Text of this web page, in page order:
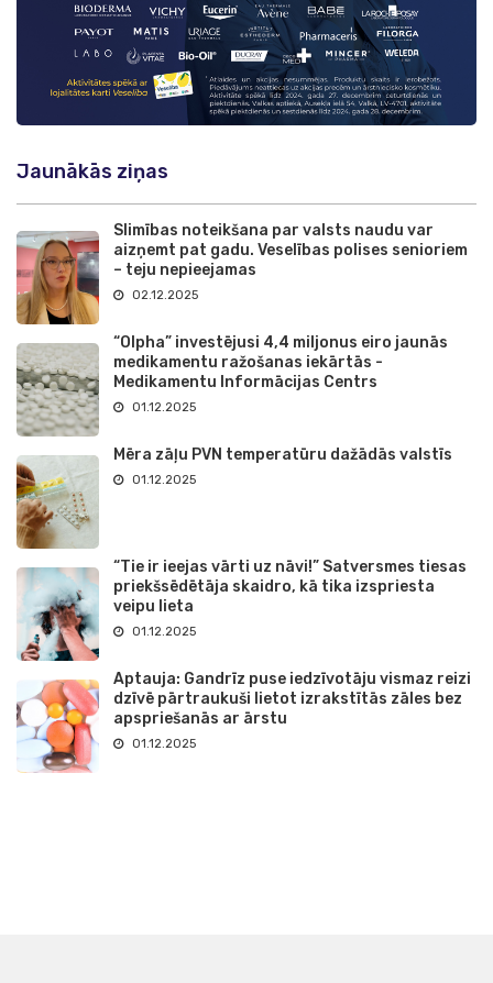
Jaunākās ziņas
Slimības noteikšana par valsts naudu var
aizņemt pat gadu. Veselības polises senioriem
– teju nepieejamas
02.12.2025
“Olpha” investējusi 4,4 miljonus eiro jaunās
medikamentu ražošanas iekārtās -
Medikamentu Informācijas Centrs
01.12.2025
Mēra zāļu PVN temperatūru dažādās valstīs
01.12.2025
“Tie ir ieejas vārti uz nāvi!” Satversmes tiesas
priekšsēdētāja skaidro, kā tika izspriesta
veipu lieta
01.12.2025
Aptauja: Gandrīz puse iedzīvotāju vismaz reizi
dzīvē pārtraukuši lietot izrakstītās zāles bez
apspriešanās ar ārstu
01.12.2025